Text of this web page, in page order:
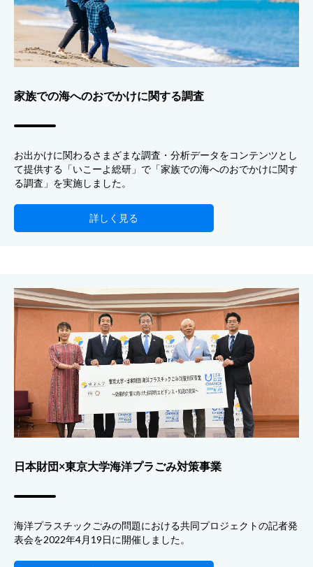
家族での海へのおでかけに関する調査
お出かけに関わるさまざまな調査・分析データをコンテンツとし
て提供する「いこーよ総研」で「家族での海へのおでかけに関す
る調査」を実施しました。
詳しく見る
日本財団×東京大学海洋プラごみ対策事業
海洋プラスチックごみの問題における共同プロジェクトの記者発
表会を2022年4月19日に開催しました。